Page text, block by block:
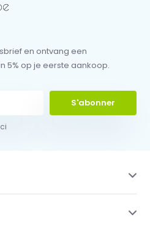
en ontvang een
5% op je eerste aankoop.
S'abonner